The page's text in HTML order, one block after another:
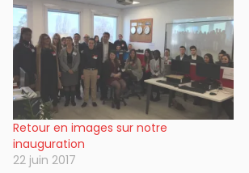
Retour en images sur notre
inauguration
22 juin 2017